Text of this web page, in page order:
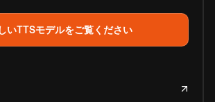
いTTSモデルをご覧ください